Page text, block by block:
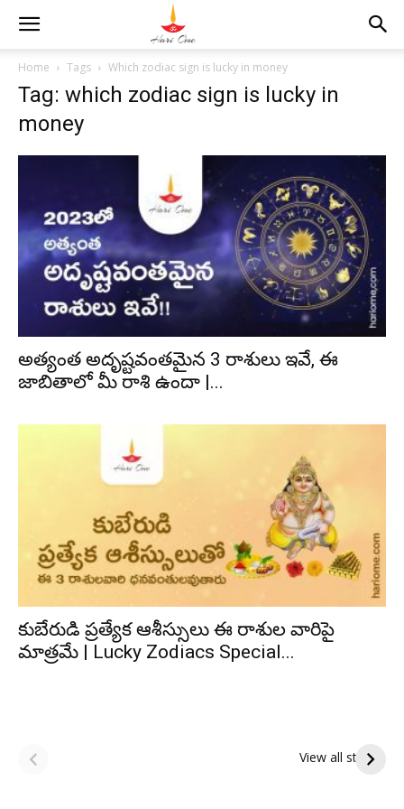
Home Tags Which zodiac sign is lucky in money
Tag: which zodiac sign is lucky in
money
అత్యంత అదృష్టవంతమైన 3 రాశులు ఇవే, ఈ
జాబితాలో మీ రాశి ఉందా |...
కుబేరుడి ప్రత్యేక ఆశీస్సులు ఈ రాశుల వారిపై
మాత్రమే | Lucky Zodiacs Special...
View all stories
పితృదేవతల ఆశీర్వాదం
పొందే పవిత్ర రోజు
ఇంద్రకీలాద్రి గిరి ప్రదక్షిణ